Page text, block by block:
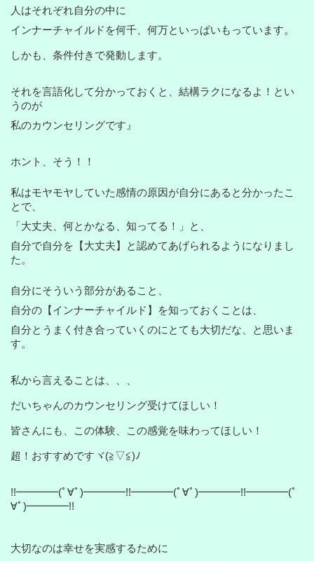
人はそれぞれ自分の中に
インナーチャイルドを何千、何万といっぱいもっています。
しかも、条件付きで発動します。
それを言語化して分かっておくと、結構ラクになるよ！とい
うのが
私のカウンセリングです』
ホント、そう！！
私はモヤモヤしていた感情の原因が自分にあると分かったこ
とで、
「大丈夫、何とかなる、知ってる！」と、
自分で自分を【大丈夫】と認めてあげられるようになりまし
た。
自分にそういう部分があること、
自分の【インナーチャイルド】を知っておくことは、
自分とうまく付き合っていくのにとても大切だな、と思いま
す。
私から言えることは、、、
だいちゃんのカウンセリング受けてほしい！
皆さんにも、この体験、この感覚を味わってほしい！
超！おすすめですヾ(≧▽≦)ﾉ
!!━━━━(ﾟ∀ﾟ)━━━━!!━━━━(ﾟ∀ﾟ)━━━━!!━━━━(ﾟ
∀ﾟ)━━━━!!
大切なのは幸せを実感するために